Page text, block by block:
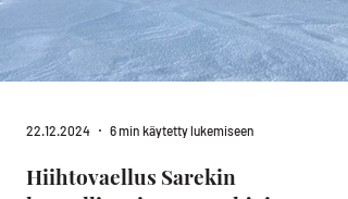
Hiihtovaellus Sarekin
22.12.2024 6 min käytetty lukemiseen